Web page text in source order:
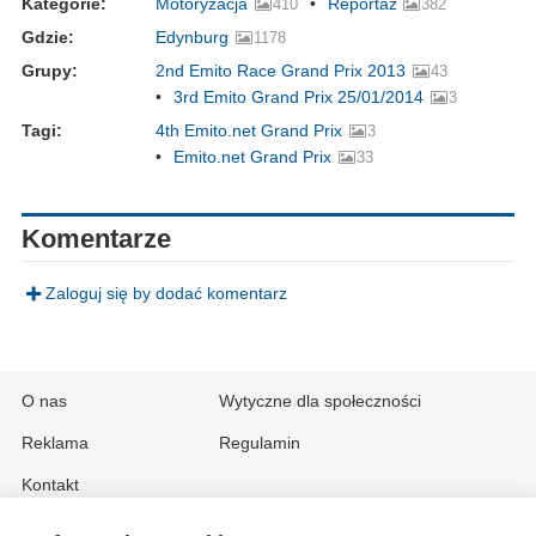
410 382
Gdzie: Edynburg 1178
Grupy: 2nd Emito Race Grand Prix 2013 43
3rd Emito Grand Prix 25/01/2014 3
Tagi: 4th Emito.net Grand Prix 3
Emito.net Grand Prix 33
Komentarze
Zaloguj się by dodać komentarz
O nas
Reklama
Kontakt
Wytyczne dla społeczności
Regulamin